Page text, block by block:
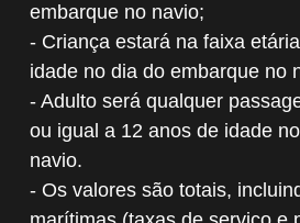
embarque no navio;
- Criança estará na faixa
idade no dia do embarque no
- Adulto será qualquer
ou igual a 12 anos de idade
navio.
- Os valores são totais,